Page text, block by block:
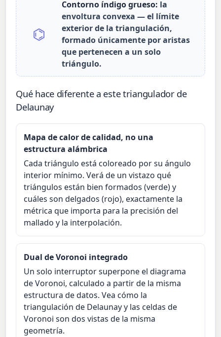
⌬
Contorno índigo grueso: la
envoltura convexa — el límite
exterior de la triangulación,
formado únicamente por aristas
que pertenecen a un solo
triángulo.
Qué hace diferente a este triangulador de
Delaunay
Mapa de calor de calidad, no una
estructura alámbrica
Cada triángulo está coloreado por su ángulo
interior mínimo. Verá de un vistazo qué
triángulos están bien formados (verde) y
cuáles son delgados (rojo), exactamente la
métrica que importa para la precisión del
mallado y la interpolación.
Dual de Voronoi integrado
Un solo interruptor superpone el diagrama
de Voronoi, calculado a partir de la misma
estructura de datos. Vea cómo la
triangulación de Delaunay y las celdas de
Voronoi son dos vistas de la misma
geometría.